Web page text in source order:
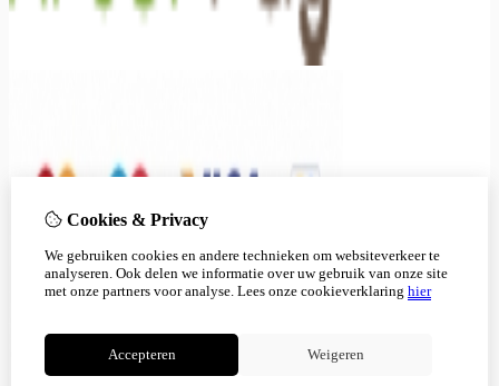
Cookies & Privacy
We gebruiken cookies en andere technieken om websiteverkeer te
analyseren. Ook delen we informatie over uw gebruik van onze site
met onze partners voor analyse. Lees onze cookieverklaring hier
Accepteren Weigeren